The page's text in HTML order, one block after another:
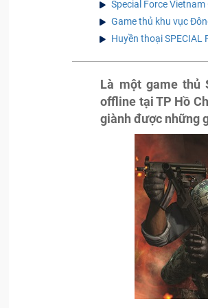
Special Force
Game thủ khu vục
Huyền thoại SPECIAL
Là một game thủ
offline tại TP Hồ
giành được những